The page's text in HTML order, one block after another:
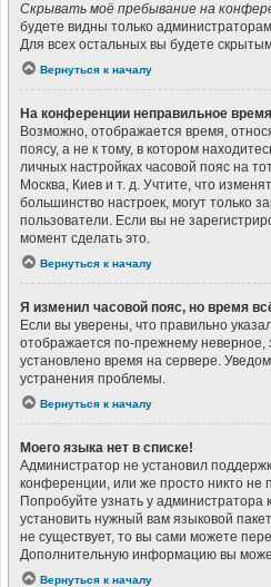
Скрывать моё пребывание на
будете видны только
Для всех остальных вы будете
Вернуться к началу
На конференции неправильное
Возможно, отображается время,
поясу, а не к тому, в котором
личных настройках часовой пояс на
Москва, Киев и т. д. Учтите, что
большинство настроек, могут только
пользователи. Если вы не
момент сделать это.
Вернуться к началу
Я изменил часовой пояс, но время
Если вы уверены, что правильно
отображается по-прежнему неверное,
установлено время на сервере.
устранения проблемы.
Вернуться к началу
Моего языка нет в списке!
Администратор не установил
конференции, или же просто никто не
Попробуйте узнать у
установить нужный вам языковой
не существует, то вы сами можете
Дополнительную информацию вы
Вернуться к началу